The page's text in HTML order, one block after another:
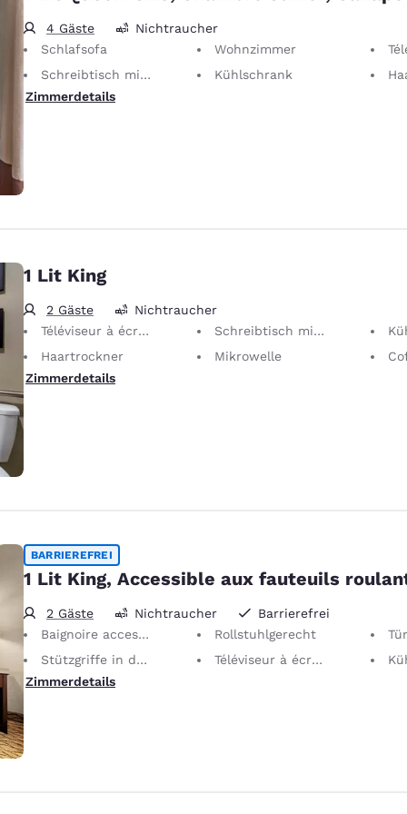
4 Gäste
Nichtraucher
Schlafsofa
Wohnzimmer
Schreibtisch mit ergonomischem Stuhl
Kühlschrank
Zimmerdetails
1 Lit King
2 Gäste
Nichtraucher
Téléviseur à écran plat 40"
Schreibtisch mit ergonomischem Stuhl
Haartrockner
Mikrowelle
Zimmerdetails
BARRIEREFREI
1 Lit King, Accessible aux fauteuils
2 Gäste Nichtraucher
Barrierefrei
Baignoire accessible PMR
Rollstuhlgerecht
Stützgriffe in der Badewanne
Téléviseur à écran plat 40"
Zimmerdetails